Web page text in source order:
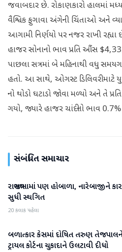
જવાબદાર છે. રોકાણકારો હાલમાં મધ્ય
વૈશ્વિક ફુગાવા અંગેની ચિંતાઓ અને
આગામી નિર્ણયો પર નજર રાખી રહ્યા
હાજર સોનાનો ભાવ પ્રતિ ઔંસ
પાછલા સત્રમાં બે મહિનાથી વધુ
હતો. આ સાથે, ઓગસ્ટ ડિલિવરી માટે
નો થોડો ઘટાડો જોવા મળ્યો અને તે
ગયો, જ્યારે હાજર ચાંદીનો ભાવ
સંબંધિત સમાચાર
રાષ્ટ્રીય
રાજ્યસભામાં પણ હોબાળા, નારેબાજીને
સુધી સ્થગિત
20 કલાક પહેલા
રાષ્ટ્રીય
બળાત્કાર કેસમાં દોષિત તરુણ તેજપાલને
ટ્રાયલ કોર્ટના ચુકાદાને ઉલટાવી દીધો